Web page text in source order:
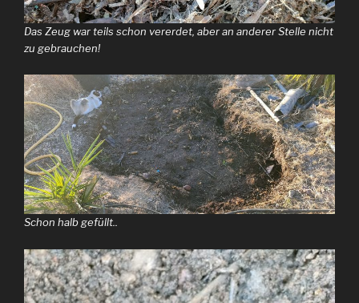
Das Zeug war teils schon vererdet, aber an anderer Stelle nicht
zu gebrauchen!
Schon halb gefüllt..